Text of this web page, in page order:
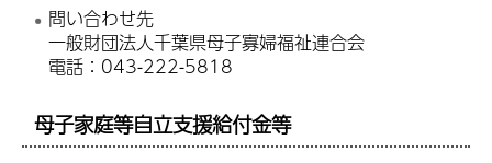
問い合わせ先
一般財団法人千葉県母子寡婦福祉連合会
電話：043-222-5818
母子家庭等自立支援給付金等